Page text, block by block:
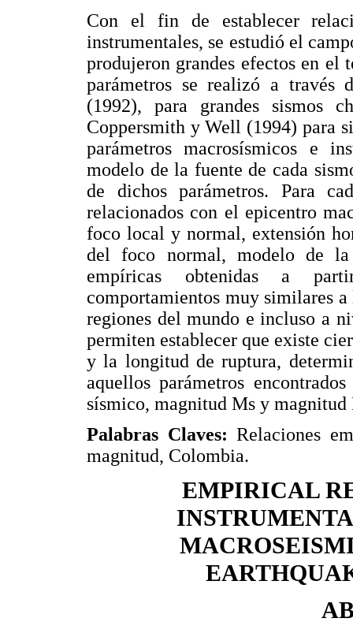
Con el fin de establecer
instrumentales, se estudió el
produjeron grandes efectos en
parámetros se realizó a través
(1992), para grandes sismos
Coppersmith y Well (1994) para
parámetros macrosísmicos e
modelo de la fuente de cada
de dichos parámetros. Para
relacionados con el epicentro
foco local y normal, extensión
del foco normal, modelo de
empíricas obtenidas a
comportamientos muy similares a
regiones del mundo e incluso a
permiten establecer que existe
y la longitud de ruptura,
aquellos parámetros
sísmico, magnitud Ms y magnitud
Palabras Claves: Relaciones
magnitud, Colombia.
EMPIRICAL